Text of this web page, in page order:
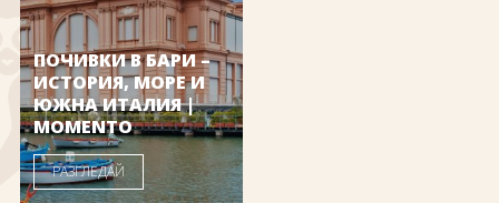
Европа
Северна Америка
Южна Америка
Хотели в Турция
ПРАЗНИЦИ
Великден
Коледа
Нова година
ПОЛЕЗНО
КОНТАКТИ
За нас
ПОЧИВКИ В БАРИ –
ИСТОРИЯ, МОРЕ И
ЮЖНА ИТАЛИЯ |
MOMENTO
РАЗГЛЕДАЙ